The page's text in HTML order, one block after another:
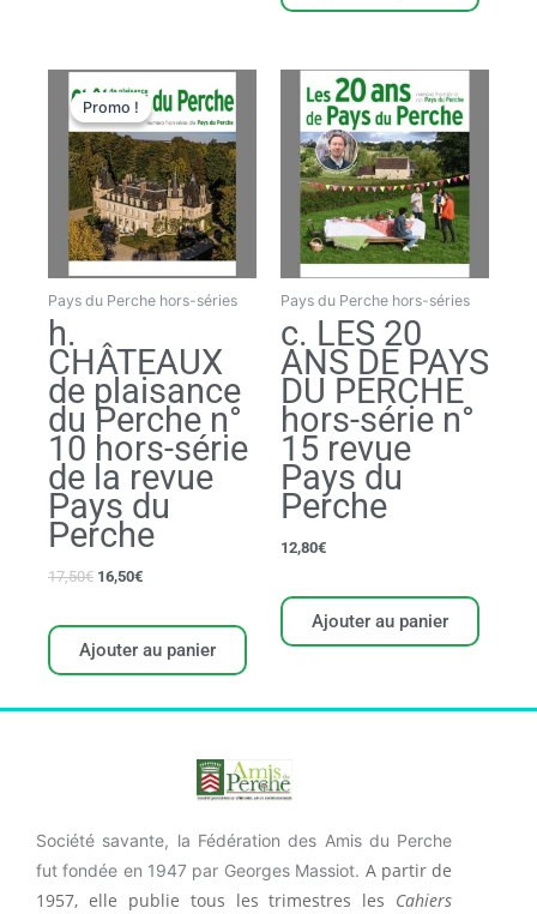
Promo !
Promo !
Pays du Perche hors-séries
h.
CHÂTEAUX
de plaisance
du Perche n°
10 hors-série
de la revue
Pays du
Perche
17,50€
Le
prix
initial
était :
17,50€.
16,50€
Le
prix
actuel
est :
16,50€.
Ajouter au panier
Pays du Perche hors-séries
c. LES 20
ANS DE PAYS
DU PERCHE
hors-série n°
15 revue
Pays du
Perche
12,80€
Ajouter au panier
Société savante, la Fédération des Amis du Perche
fut fondée en 1947 par Georges Massiot. A partir de
1957, elle publie tous les trimestres les Cahiers